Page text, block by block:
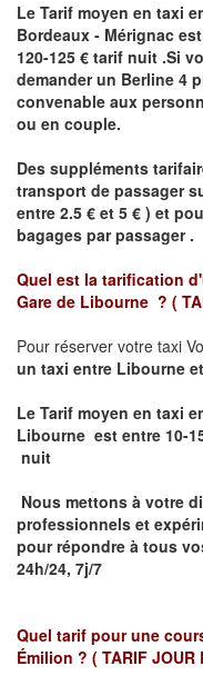
Le Tarif moyen en taxi
Bordeaux - Mérignac
120-125 € tarif nuit .Si
demander un Berline 4
convenable aux
ou en couple.
Des suppléments
transport de passager
entre 2.5 € et 5 € ) et
bagages par passager .
Quel est la tarification
Gare de Libourne ? (
Pour réserver votre taxi
un taxi entre Libourne
Le Tarif moyen en taxi
Libourne est entre 10-
nuit
Nous mettons à votre
professionnels et
pour répondre à tous
24h/24, 7j/7
Quel tarif pour une
Émilion ? ( TARIF JOUR